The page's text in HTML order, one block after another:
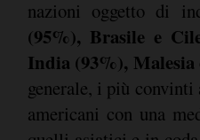
nazioni oggetto di
(95%), Brasile e
India (93%),
generale, i più
americani con una